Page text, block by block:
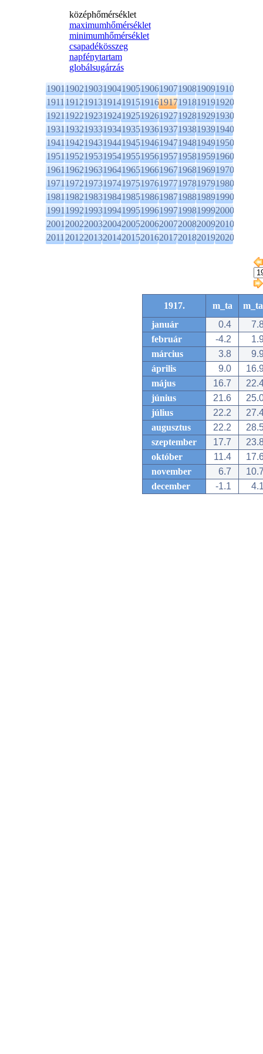
középhőmérséklet
maximumhőmérséklet
minimumhőmérséklet
csapadékösszeg
napfénytartam
globálsugárzás
1901190219031904190519061907190819091910
1911191219131914191519161917191819191920
1921192219231924192519261927192819291930
1931193219331934193519361937193819391940
1941194219431944194519461947194819491950
1951195219531954195519561957195819591960
1961196219631964196519661967196819691970
1971197219731974197519761977197819791980
1981198219831984198519861987198819891990
1991199219931994199519961997199819992000
2001200220032004200520062007200820092010
2011201220132014201520162017201820192020
1917. m_ta
január
0.4
február
-4.2
március
3.8
április
9.0
május
16.7
június
21.6
július
22.2
augusztus
22.2
szeptember
17.7
október
11.4
november
6.7
december
-1.1